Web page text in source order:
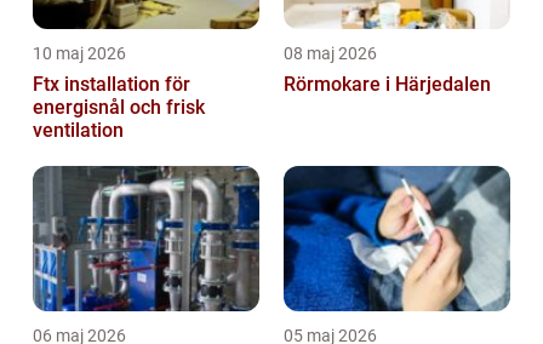
10 maj 2026
Ftx installation för
energisnål och frisk
ventilation
08 maj 2026
Rörmokare i Härjedalen
06 maj 2026 05 maj 2026